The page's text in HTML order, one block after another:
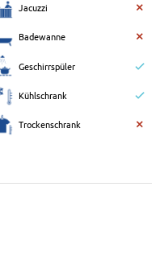
Jacuzzi
Badewanne
Geschirrspüler
Kühlschrank
Trockenschrank